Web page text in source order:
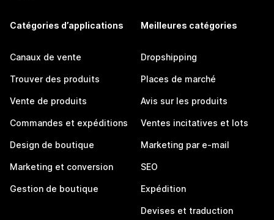
Catégories d’applications
Canaux de vente
Trouver des produits
Vente de produits
Commandes et expéditions
Design de boutique
Marketing et conversion
Gestion de boutique
Meilleures catégories
Dropshipping
Places de marché
Avis sur les produits
Ventes incitatives et lots
Marketing par e-mail
SEO
Expédition
Devises et traduction